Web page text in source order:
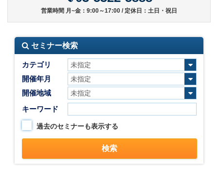
営業時間 月~金：9:00～17:00 / 定休日：土日・祝日
セミナー検索
カテゴリ
開催年月
開催地域
キーワード
過去のセミナーも表示する